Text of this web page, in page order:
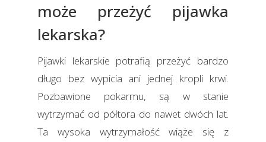
może przeżyć pijawka
lekarska?
Pijawki lekarskie potrafią przeżyć bardzo
długo bez wypicia ani jednej kropli krwi.
Pozbawione pokarmu, są w stanie
wytrzymać od półtora do nawet dwóch lat.
Ta wysoka wytrzymałość wiąże się z